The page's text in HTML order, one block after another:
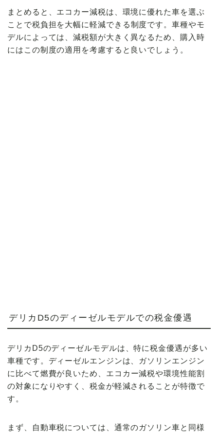
まとめると、エコカー減税は、環境に優れた車を選ぶ
ことで税負担を大幅に軽減できる制度です。車種やモ
デルによっては、減税額が大きく異なるため、購入時
にはこの制度の適用を考慮すると良いでしょう。
デリカD5のディーゼルモデルでの税金優遇
デリカD5のディーゼルモデルは、特に税金優遇が多い
車種です。ディーゼルエンジンは、ガソリンエンジン
に比べて燃費が良いため、エコカー減税や環境性能割
の対象になりやすく、税金が軽減されることが特徴で
す。
まず、自動車税については、通常のガソリン車と同様